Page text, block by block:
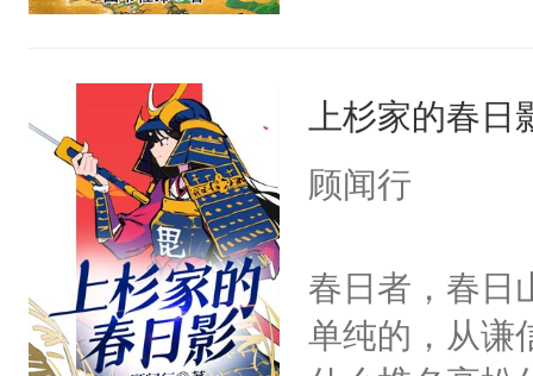
上杉家的春日
顾闻行
春日者，春日
单纯的，从谦